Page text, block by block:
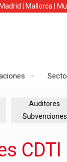
Madrid Mallorca
Auditores
Subvenciones
CDTI